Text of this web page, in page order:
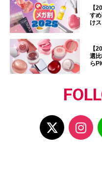
【
す
け
【
選
ら